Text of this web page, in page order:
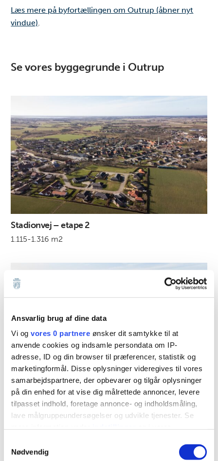
Ansvarlig brug af dine data
Vi og vores 0 partnere ønsker dit samtykke til at
anvende cookies og indsamle persondata om IP-
adresse, ID og din browser til præferencer, statistik og
marketingformål. Disse oplysninger videregives til vores
samarbejdspartnere, der opbevarer og tilgår oplysninger
på din enhed for at vise dig målrettede annoncer, levere
tilpasset indhold, foretage annonce- og indholdsmåling,
lave målgruppeundersøgelser og udvikle tjenester. Se
tilbage eller ændre indstillinger fra vores
Nødvendig
Læs mere på byfortællingen om Outrup (åbner nyt
vindue).
Se vores byggegrunde i Outrup
Stadionvej – etape 2
1.115-1.316 m2
Stadionvej – etape 1
707 m2